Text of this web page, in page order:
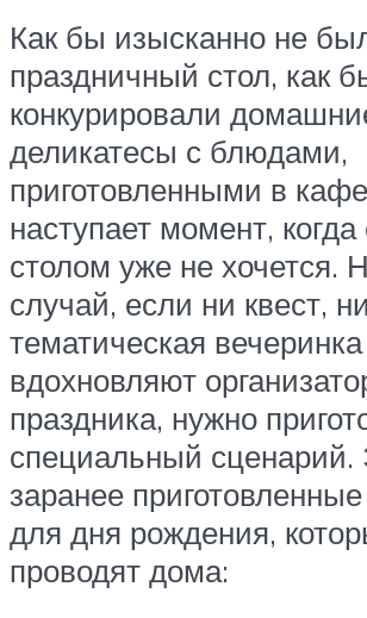
Как бы изысканно не
праздничный стол, как
конкурировали
деликатесы с блюдами,
приготовленными в
наступает момент, когда
столом уже не хочется.
случай, если ни квест, ни
тематическая
вдохновляют
праздника, нужно
специальный сценарий.
заранее
для дня рождения,
проводят дома: